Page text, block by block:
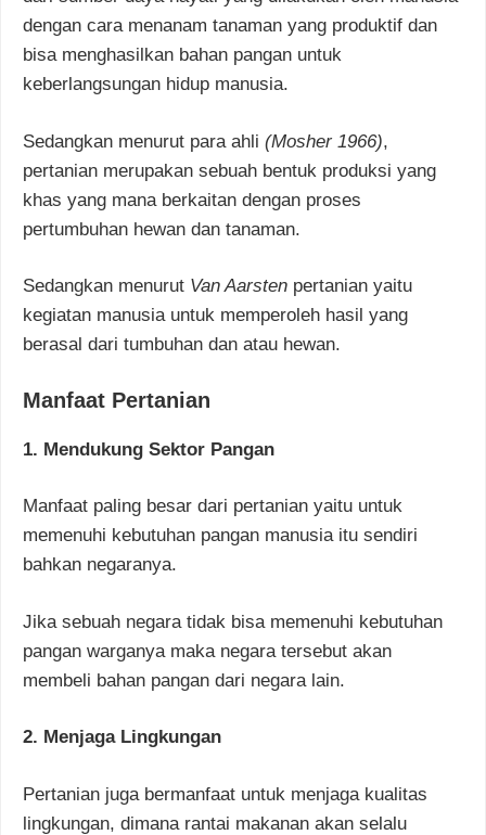
dengan cara menanam tanaman yang produktif dan
bisa menghasilkan bahan pangan untuk
keberlangsungan hidup manusia.
Sedangkan menurut para ahli (Mosher 1966),
pertanian merupakan sebuah bentuk produksi yang
khas yang mana berkaitan dengan proses
pertumbuhan hewan dan tanaman.
Sedangkan menurut Van Aarsten pertanian yaitu
kegiatan manusia untuk memperoleh hasil yang
berasal dari tumbuhan dan atau hewan.
Manfaat Pertanian
1. Mendukung Sektor Pangan
Manfaat paling besar dari pertanian yaitu untuk
memenuhi kebutuhan pangan manusia itu sendiri
bahkan negaranya.
Jika sebuah negara tidak bisa memenuhi kebutuhan
pangan warganya maka negara tersebut akan
membeli bahan pangan dari negara lain.
2. Menjaga Lingkungan
Pertanian juga bermanfaat untuk menjaga kualitas
lingkungan, dimana rantai makanan akan selalu